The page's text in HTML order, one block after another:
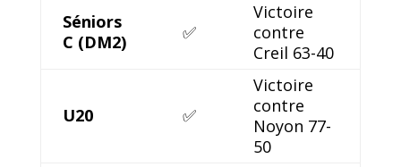
Séniors
C (DM2)
✅
Victoire
contre
Creil 63-40
U20 ✅
Victoire
contre
Noyon 77-
50